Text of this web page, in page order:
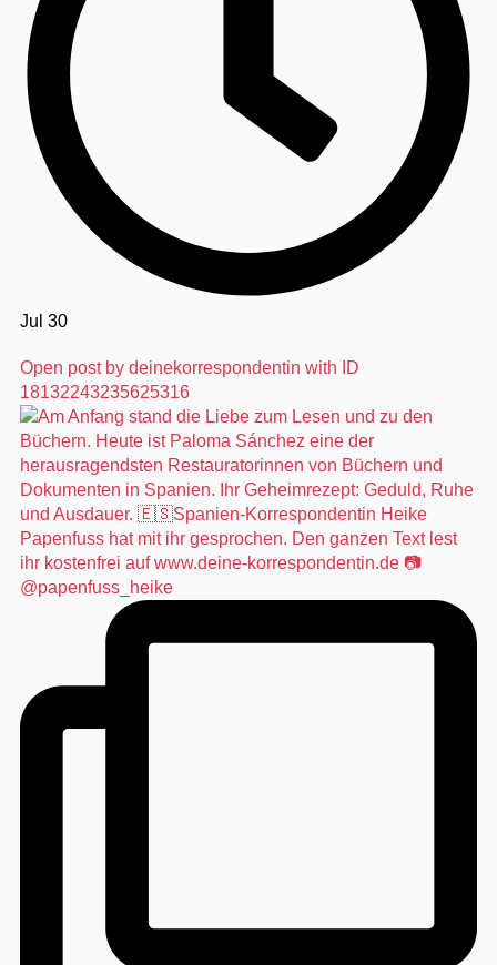
Jul 30
Open post by deinekorrespondentin with ID
18132243235625316